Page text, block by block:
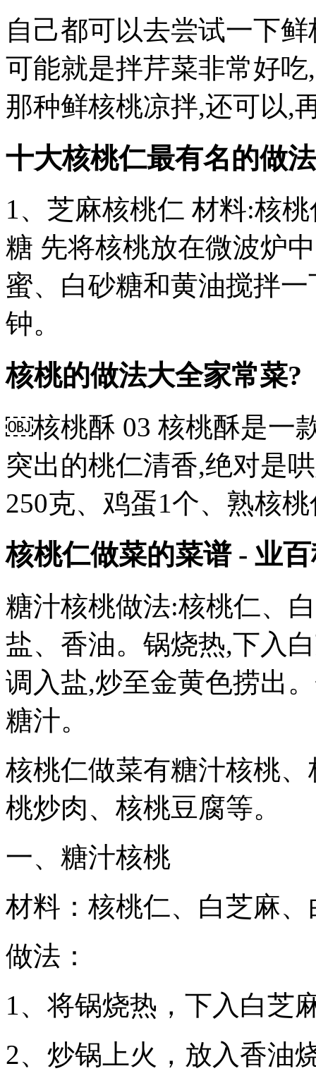
自己都可以去尝试一下
可能就是拌芹菜非常好
那种鲜核桃凉拌,还可以,
十大核桃仁最有名的做
1、芝麻核桃仁 材料:核
糖 先将核桃放在微波炉
蜜、白砂糖和黄油搅拌
钟。
核桃的做法大全家常菜?
￼核桃酥 03 核桃酥是一
突出的桃仁清香,绝对是
250克、鸡蛋1个、熟核
核桃仁做菜的菜谱 - 业
糖汁核桃做法:核桃仁、
盐、香油。锅烧热,下入
调入盐,炒至金黄色捞出
糖汁。
核桃仁做菜有糖汁核桃
桃炒肉、核桃豆腐等。
一、糖汁核桃
材料：核桃仁、白芝麻
做法：
1、将锅烧热，下入白芝
2、炒锅上火，放入香油